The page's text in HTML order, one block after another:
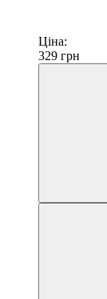
Ціна:
329 грн